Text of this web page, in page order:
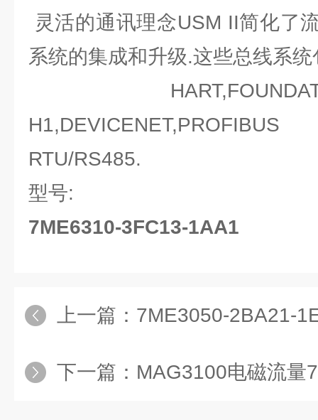
灵活的通讯理念USM II简化了
系统的集成和升级.这些总线系统
RTU/RS485.
型号:
7ME6310-3FC13-1AA1
上一篇： 7ME3050-2BA21-1EA1-
下一篇： MAG3100电磁流量